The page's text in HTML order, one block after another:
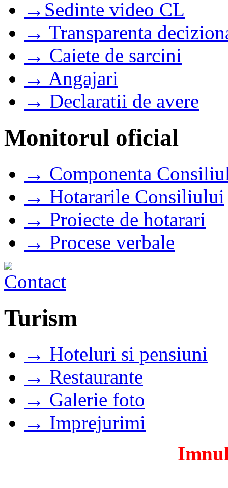
→Sedinte video CL
→ Transparenta
→ Caiete de sarcini
→ Angajari
→ Declaratii de avere
Monitorul oficial
→ Componenta
→ Hotararile Consiliului
→ Proiecte de hotarari
→ Procese verbale
Turism
→ Hoteluri si pensiuni
→ Restaurante
→ Galerie foto
→ Imprejurimi